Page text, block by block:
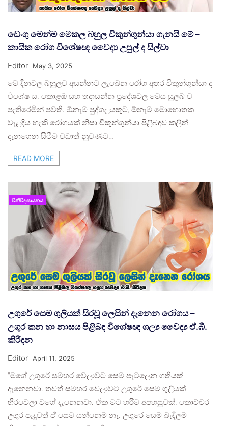
ඩෙංගු මෙන්ම මෙකල බහුල චිකුන්ගුන්යා ගැනයි මේ –
කායික රෝග විශේෂඥ වෛද්‍ය උපුල් ද සිල්වා
Editor May 3, 2025
මේ දිනවල බහුලව අසන්නට ලැබෙන රෝග අතර චිකුන්ගුන්යා ද
විශේෂ ය. කොළඹ සහ තදාසන්න ප්‍රදේශවල මෙය සුලබ ව
පැතිරෙමින් පවතී. ඕනෑම පුද්ගලයකුට, ඕනෑම මොහොතක
වැළඳිය හැකි රෝගයක් නිසා චිකුන්ගුන්යා පිළිබඳව කලින්
දැනගෙන සිටීම වඩාත් නුවණට…
READ MORE
විනිවිද සායනය
උගුරේ සෙම ගුලියක් සිරවූ ලෙසින් දැනෙන රෝගය –
උගුර කන හා නාසය පිළිබඳ විශේෂඥ ශල්‍ය වෛද්‍ය ඒ.බී.
කිරිදන
Editor April 11, 2025
“මගේ උගුරේ සමහර වෙලාවට සෙම පැටලෙන ගතියක්
දැනෙනවා. තවත් සමහර වෙලාවට උගුරේ සෙම ගුලියක්
හිරවෙලා වගේ දැනෙනවා. ඒක මට හරිම අපහසුවක්. කොච්චර
උගුර පෑදුවත් ඒ සෙම යන්නෙම නෑ. උගුරෙ සෙම බැඳිලම